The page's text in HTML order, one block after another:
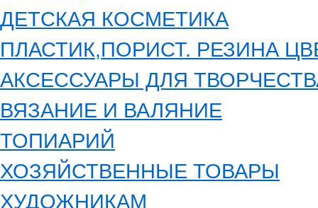
ДЕТСКАЯ КОСМЕТИКА
ПЛАСТИК,ПОРИСТ. РЕЗИНА
АКСЕССУАРЫ ДЛЯ
ВЯЗАНИЕ И ВАЛЯНИЕ
ТОПИАРИЙ
ХОЗЯЙСТВЕННЫЕ ТОВАРЫ
ХУДОЖНИКАМ